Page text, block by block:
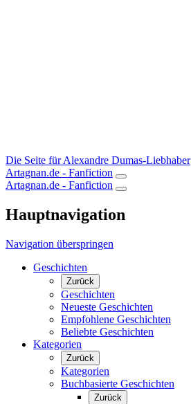
Die Seite für Alexandre Dumas-Liebhaber
Artagnan.de - Fanfiction
Artagnan.de - Fanfiction
Hauptnavigation
Navigation überspringen
Geschichten
Zurück
Geschichten
Neueste Geschichten
Empfohlene Geschichten
Beliebte Geschichten
Kategorien
Zurück
Kategorien
Buchbasierte Geschichten
Zurück